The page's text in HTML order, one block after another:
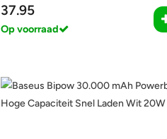
37.95
Op voorraad